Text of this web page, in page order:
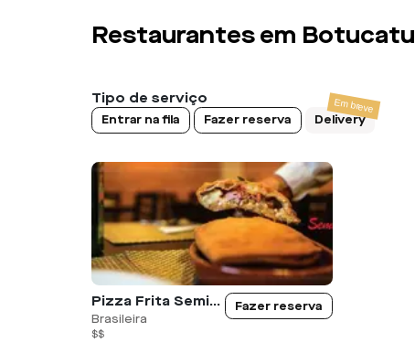
Restaurantes em Botucatu
Tipo de serviço
Entrar na fila Fazer reserva Delivery
Pizza Frita Semião
Brasileira
$$
Fazer reserva